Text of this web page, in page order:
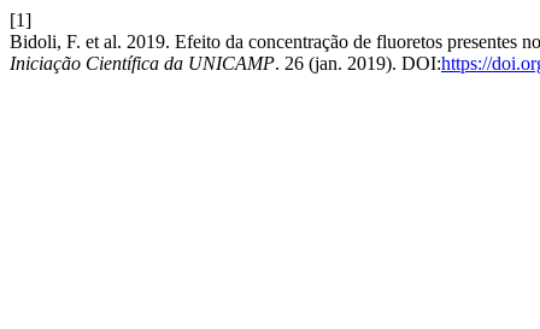
[1]
Bidoli, F. et al. 2019. Efeito da concentração de fluoretos presentes
Iniciação Científica da UNICAMP. 26 (jan. 2019). DOI:https://